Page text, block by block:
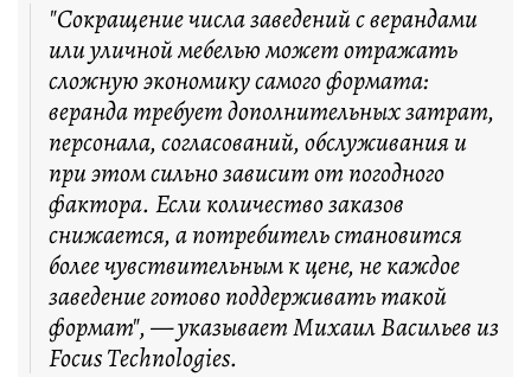
"Сокращение числа заведений с верандами
или уличной мебелью может отражать
сложную экономику самого формата:
веранда требует дополнительных затрат,
персонала, согласований, обслуживания и
при этом сильно зависит от погодного
фактора. Если количество заказов
снижается, а потребитель становится
более чувствительным к цене, не каждое
заведение готово поддерживать такой
формат", — указывает Михаил Васильев из
Focus Technologies.